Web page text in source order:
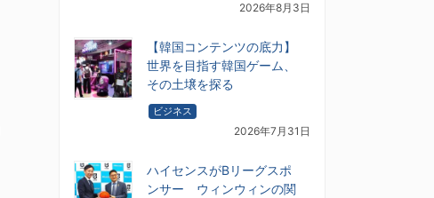
2026年8月3日
【韓国コンテンツの底力】
世界を目指す韓国ゲーム、
その土壌を探る
ビジネス
2026年7月31日
ハイセンスがBリーグスポ
ンサー ウィンウィンの関